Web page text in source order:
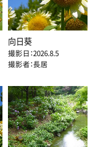
向日葵
撮影日：2026.8.5
撮影者：長居